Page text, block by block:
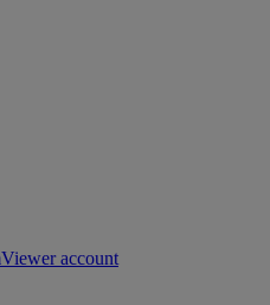
account